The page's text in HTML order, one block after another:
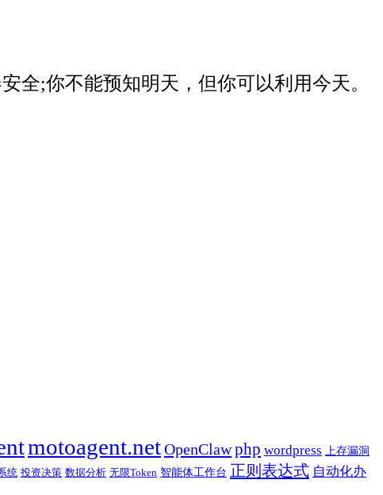
全;你不能预知明天，但你可以利用今天。
motoagent.netOpenClawphp wordpress 上存漏洞
统 投资决策 数据分析 无限Token 智能体工作台 正则表达式 自动化办